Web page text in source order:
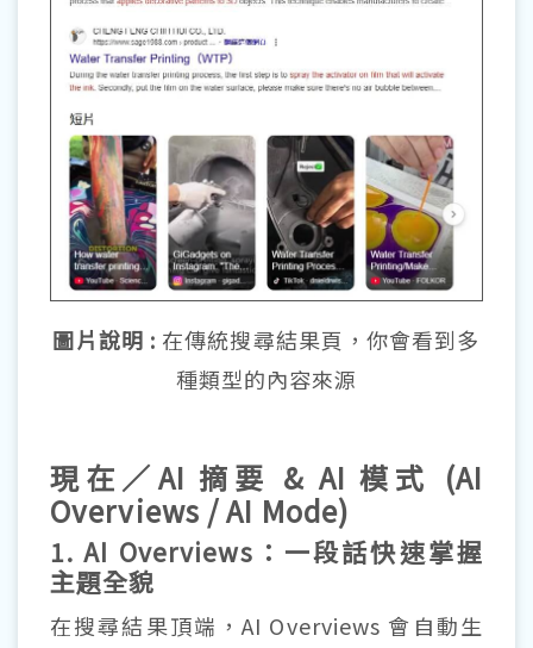
圖片說明 : 在傳統搜尋結果頁，你會看到多
種類型的內容來源
現在／AI 摘要 & AI 模式 (AI
Overviews / AI Mode)
1. AI Overviews：一段話快速掌握
主題全貌
在搜尋結果頂端，AI Overviews 會自動生